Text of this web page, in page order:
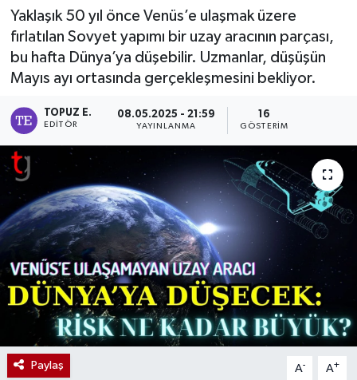
Yaklaşık 50 yıl önce Venüs’e ulaşmak üzere
fırlatılan Sovyet yapımı bir uzay aracının parçası,
bu hafta Dünya’ya düşebilir. Uzmanlar, düşüşün
Mayıs ayı ortasında gerçekleşmesini bekliyor.
TOPUZ E.
EDITÖR
08.05.2025 - 21:59
YAYINLANMA
16
GÖSTERIM
Paylaş A- A+
TEKNOLOJİ
TÜRKİYE
Haber Arşivi